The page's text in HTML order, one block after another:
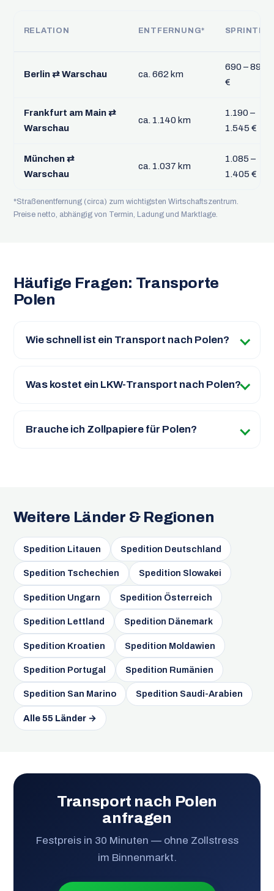
RELATION ENTFERNUNG* SPRINTER
Berlin ⇄ Warschau ca. 662 km
690 – 895
€
Frankfurt am Main ⇄
Warschau
ca. 1.140 km
1.190 –
1.545 €
München ⇄
Warschau
ca. 1.037 km
1.085 –
1.405 €
*Straßenentfernung (circa) zum wichtigsten Wirtschaftszentrum.
Preise netto, abhängig von Termin, Ladung und Marktlage.
Häufige Fragen: Transporte
Polen
Wie schnell ist ein Transport nach Polen?
Was kostet ein LKW-Transport nach Polen?
Brauche ich Zollpapiere für Polen?
Weitere Länder & Regionen
Spedition Litauen Spedition Deutschland
Spedition Tschechien Spedition Slowakei
Spedition Ungarn Spedition Österreich
Spedition Lettland Spedition Dänemark
Spedition Kroatien Spedition Moldawien
Spedition Portugal Spedition Rumänien
Spedition San Marino Spedition Saudi-Arabien
Alle 55 Länder →
Transport nach Polen
anfragen
Festpreis in 30 Minuten — ohne Zollstress
im Binnenmarkt.